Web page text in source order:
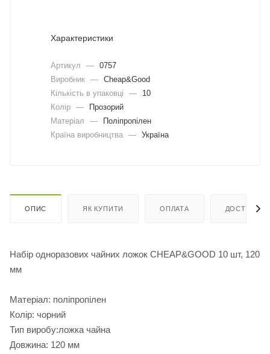
Характеристики
Артикул — 0757
Виробник — Cheap&Good
Кількість в упаковці
—
10
Колір —
Прозорий
Матеріал
—
Поліпропілен
Країна виробництва — Україна
ОПИС ЯК КУПИТИ ОПЛАТА ДОСТАВКА
Набір одноразових чайних ложок CHEAP&GOOD 10 шт, 120
мм
Матеріал: поліпропілен
Колір: чорний
Тип виробу:ложка чайна
Довжина: 120 мм